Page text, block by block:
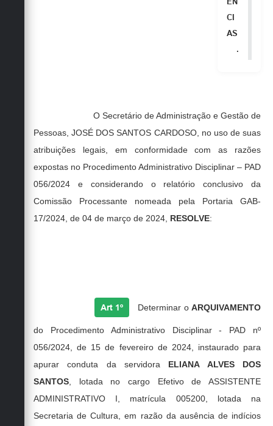
CI
AS
.
O Secretário de Administração e Gestão de
Pessoas, JOSÉ DOS SANTOS CARDOSO, no uso de suas
atribuições legais, em conformidade com as razões
expostas no Procedimento Administrativo Disciplinar – PAD
056/2024 e considerando o relatório conclusivo da
Comissão Processante nomeada pela Portaria GAB-
17/2024, de 04 de março de 2024 RESOLVE:
Art 1º Determinar oARQUIVAMENTO
do Procedimento Administrativo Disciplinar - PAD nº
056/2024, de 15 de fevereiro de 2024, instaurado para
apurar conduta da servidora ELIANA ALVES DOS
SANTOS , lotada no cargo Efetivo de ASSISTENTE
ADMINISTRATIVO I, matrícula 005200, lotada na
Secretaria de Cultura,
em razão da ausência de indícios